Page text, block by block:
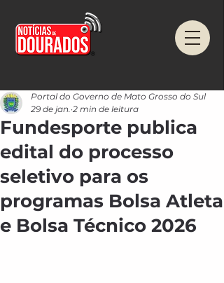
Fundesporte publica
edital do processo
seletivo para os
programas Bolsa Atleta
e Bolsa Técnico 2026
Portal do Governo de Mato Grosso do Sul
29 de jan. 2 min de leitura